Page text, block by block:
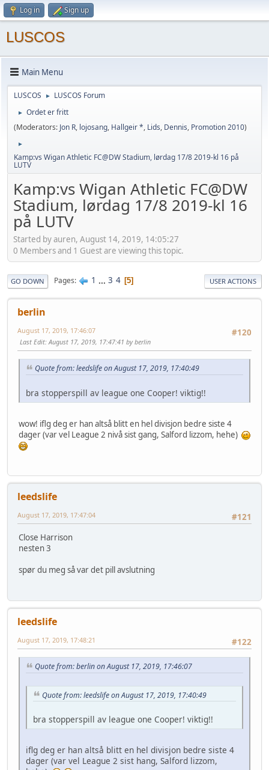
Log in Sign up
LUSCOS
Main Menu
LUSCOS ► LUSCOS Forum
►
Ordet er fritt
(Moderators: Jon R, lojosang, Hallgeir *, Lids, Dennis, Promotion 2010)
►
Kamp:vs Wigan Athletic FC@DW Stadium, lørdag 17/8 2019-kl 16 på
LUTV
Kamp:vs Wigan Athletic FC@DW
Stadium, lørdag 17/8 2019-kl 16
på LUTV
Started by auren, August 14, 2019, 14:05:27
0 Members and 1 Guest are viewing this topic.
GO DOWN Pages 1 ... 3 4 5 USER ACTIONS
berlin
#120
August 17, 2019, 17:46:07
Last Edit: August 17, 2019, 17:47:41 by berlin
Quote from: leedslife on August 17, 2019, 17:40:49
bra stopperspill av league one Cooper! viktig!!
wow! iflg deg er han altså blitt en hel divisjon bedre siste 4
dager (var vel League 2 nivå sist gang, Salford lizzom, hehe)
leedslife
#121
August 17, 2019, 17:47:04
Close Harrison
nesten 3
spør du meg så var det pill avslutning
leedslife
#122
August 17, 2019, 17:48:21
Quote from: berlin on August 17, 2019, 17:46:07
Quote from: leedslife on August 17, 2019, 17:40:49
bra stopperspill av league one Cooper! viktig!!
iflg deg er han altså blitt en hel divisjon bedre siste 4
dager (var vel League 2 sist hang, Salford lizzom,